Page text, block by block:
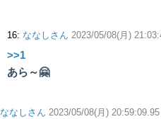
16: ななしさん 2023/05/08(月)
>>1
あら～🤗
ななしさん 2023/05/08(月)